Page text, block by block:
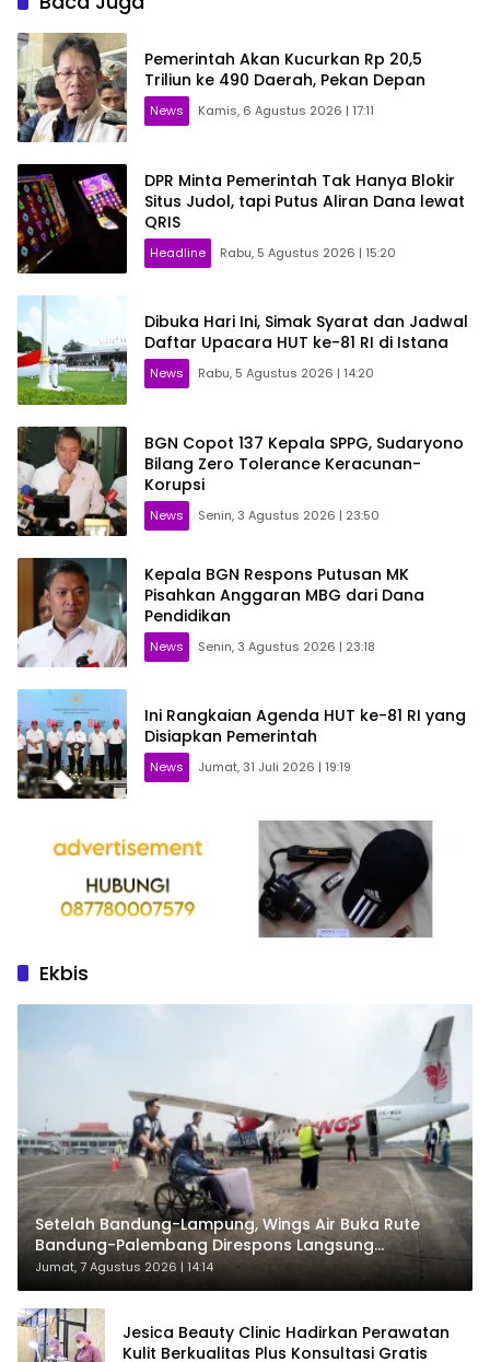
Pemerintah Akan Kucurkan Rp 20,5
Triliun ke 490 Daerah, Pekan Depan
News Kamis, 6 Agustus 2026 | 17:11
DPR Minta Pemerintah Tak Hanya Blokir
Situs Judol, tapi Putus Aliran Dana lewat
QRIS
Headline Rabu, 5 Agustus 2026 | 15:20
Dibuka Hari Ini, Simak Syarat dan Jadwal
Daftar Upacara HUT ke-81 RI di Istana
News Rabu, 5 Agustus 2026 | 14:20
BGN Copot 137 Kepala SPPG, Sudaryono
Bilang Zero Tolerance Keracunan-
Korupsi
News Senin, 3 Agustus 2026 | 23:50
Kepala BGN Respons Putusan MK
Pisahkan Anggaran MBG dari Dana
Pendidikan
News Senin, 3 Agustus 2026 | 23:18
Ini Rangkaian Agenda HUT ke-81 RI yang
Disiapkan Pemerintah
News Jumat, 31 Juli 2026 | 19:19
Ekbis
Setelah Bandung-Lampung, Wings Air Buka Rute
Bandung-Palembang Direspons Langsung
Penumpang
Jumat, 7 Agustus 2026 | 14:14
Jesica Beauty Clinic Hadirkan Perawatan
Kulit Berkualitas Plus Konsultasi Gratis